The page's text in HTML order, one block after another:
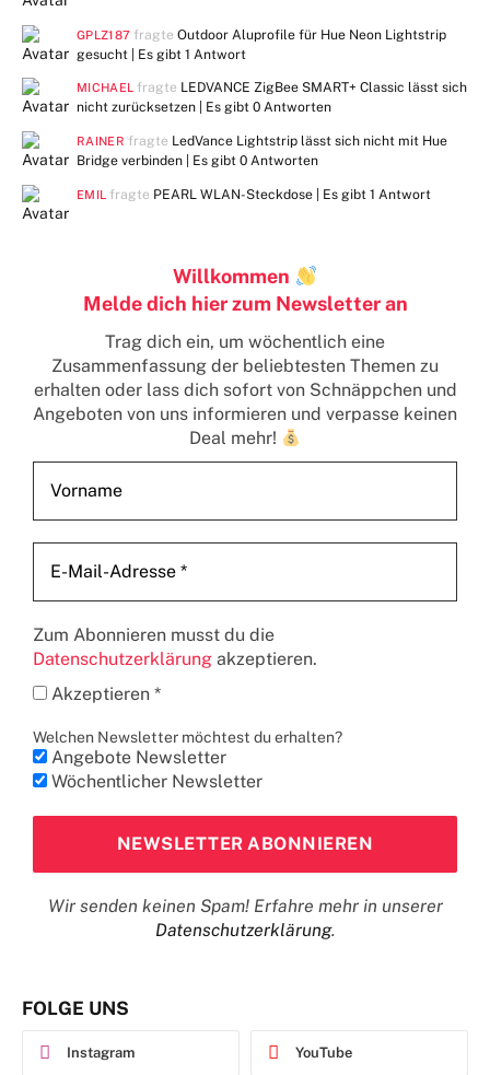
GPLZ187 fragteOutdoor Aluprofile für Hue Neon Lightstrip
gesucht | Es gibt 1 Antwort
MICHAEL fragte LEDVANCE ZigBee SMART+ Classic lässt sich
nicht zurücksetzen | Es gibt 0 Antworten
RAINER fragte LedVance Lightstrip lässt sich nicht mit Hue
Bridge verbinden | Es gibt 0 Antworten
EMIL fragte PEARL WLAN-Steckdose | Es gibt1 Antwort
Willkommen
Melde dich hier zum Newsletter an
Trag dich ein, um wöchentlich eine
Zusammenfassung der beliebtesten Themen zu
erhaltenoder lass dich sofort von Schnäppchen und
Angeboten von uns informieren und verpasse keinen
Deal mehr!
Zum Abonnieren musst du die
Datenschutzerklärung akzeptieren.
Akzeptieren *
Welchen Newsletter möchtest du erhalten?
Angebote Newsletter
Wöchentlicher Newsletter
Wir senden keinen Spam! Erfahre mehr in unserer
Datenschutzerklärung.
FOLGE UNS
Instagram YouTube